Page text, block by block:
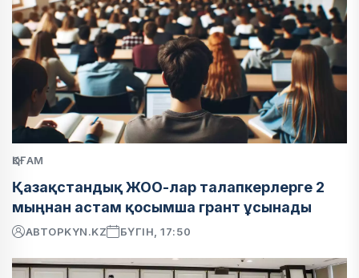
ҚОҒАМ
Қазақстандық ЖОО-лар талапкерлерге 2
мыңнан астам қосымша грант ұсынады
АВТОРKYN.KZ БҮГІН, 17:50